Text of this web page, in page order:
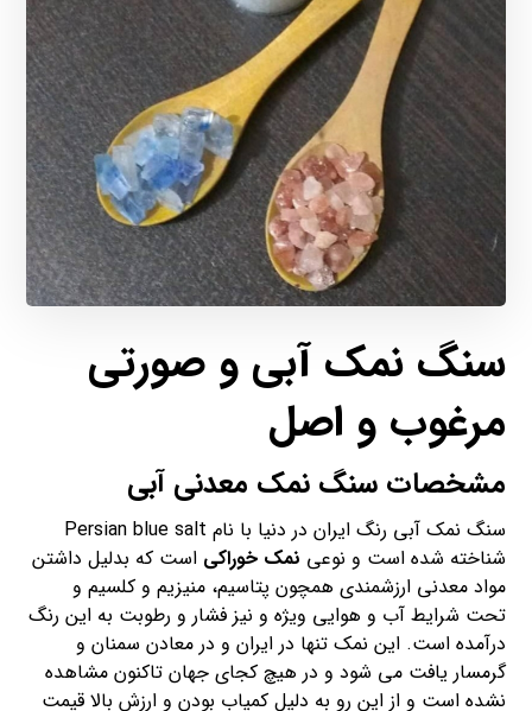
سنگ نمک آبی و صورتی
مرغوب و اصل
مشخصات سنگ نمک معدنی آبی
سنگ نمک آبی رنگ ایران در دنیا با نام Persian blue salt
شناخته شده است و نوعی نمک خوراکی است که بدلیل داشتن
مواد معدنی ارزشمندی همچون پتاسیم، منیزیم و کلسیم و
تحت شرایط آب و هوایی ویژه و نیز فشار و رطوبت به این رنگ
درآمده است. این نمک تنها در ایران و در معادن سمنان و
گرمسار یافت می شود و در هیچ کجای جهان تاکنون مشاهده
نشده است و از این رو به دلیل کمیاب بودن و ارزش بالا قیمت